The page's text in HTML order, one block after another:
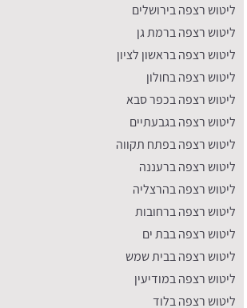
ליטוש רצפה בירושלים
ליטוש רצפה ברמת גן
ליטוש רצפה בראשון לציון
ליטוש רצפה בחולון
ליטוש רצפה בכפר סבא
ליטוש רצפה בגבעתיים
ליטוש רצפה בפתח תקווה
ליטוש רצפה ברעננה
ליטוש רצפה בהרצליה
ליטוש רצפה ברחובות
ליטוש רצפה בבת ים
ליטוש רצפה בבית שמש
ליטוש רצפה במודיעין
ליטוש רצפה בלוד